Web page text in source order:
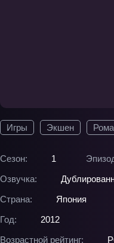
Игры Экшен
Сезон: 1
Озвучка:
Страна:
Япония
Год:
2012
Возрастной рейтинг: